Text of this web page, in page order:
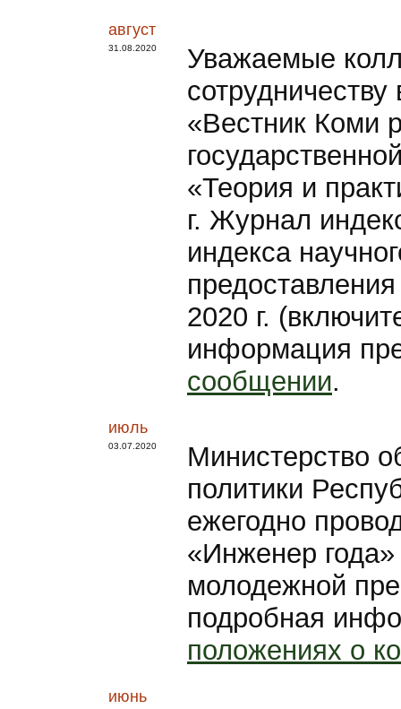
август
31.08.2020
Уважаемые
«Вестник Коми
«Теория и
г. Журнал
индекса
2020 г.
информация
сообщении.
июль
03.07.2020
Министерство
политики
ежегодно
«Инженер
молодежной
подробная
положениях о
июнь